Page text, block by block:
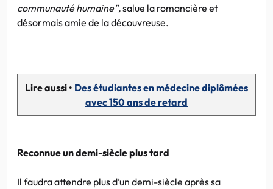
communauté humaine”,salue la romancière et
désormais amie de la découvreuse.
Lire aussi • Des étudiantes en médecine diplômées
avec 150 ans de retard
Reconnue un demi-siècle plus tard
Il faudra attendre plus d’un demi-siècle après sa